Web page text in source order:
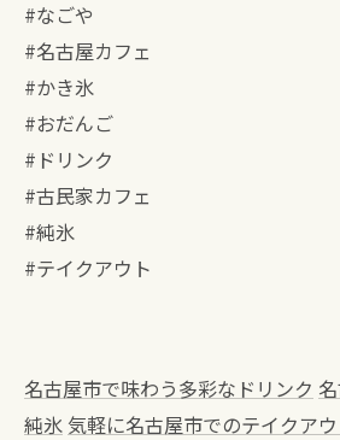
#なごや
#名古屋カフェ
#かき氷
#おだんご
#ドリンク
#古民家カフェ
#純氷
#テイクアウト
名古屋市で味わう多彩なドリンク
純氷 気軽に名古屋市でのテイクア